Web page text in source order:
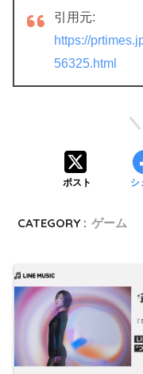
引用元:
https://
56325.html
ポスト シ
CATEGORY : ゲーム